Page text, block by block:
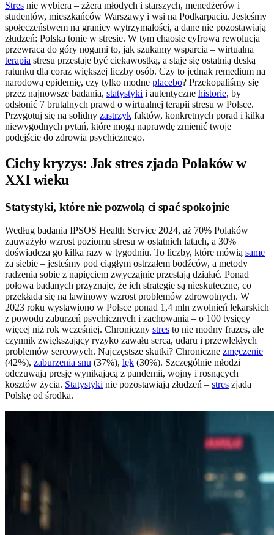
Stres nie wybiera – zżera młodych i starszych, menedżerów i
studentów, mieszkańców Warszawy i wsi na Podkarpaciu. Jesteśmy
społeczeństwem na granicy wytrzymałości, a dane nie pozostawiają
złudzeń: Polska tonie w stresie. W tym chaosie cyfrowa rewolucja
przewraca do góry nogami to, jak szukamy wsparcia – wirtualna
terapia stresu przestaje być ciekawostką, a staje się ostatnią deską
ratunku dla coraz większej liczby osób. Czy to jednak remedium na
narodową epidemię, czy tylko modne placebo? Przekopaliśmy się
przez najnowsze badania, statystyki i autentyczne historie, by
odsłonić 7 brutalnych prawd o wirtualnej terapii stresu w Polsce.
Przygotuj się na solidny zastrzyk faktów, konkretnych porad i kilka
niewygodnych pytań, które mogą naprawdę zmienić twoje
podejście do zdrowia psychicznego.
Cichy kryzys: Jak stres zjada Polaków w
XXI wieku
Statystyki, które nie pozwolą ci spać spokojnie
Według badania IPSOS Health Service 2024, aż 70% Polaków
zauważyło wzrost poziomu stresu w ostatnich latach, a 30%
doświadcza go kilka razy w tygodniu. To liczby, które mówią same
za siebie – jesteśmy pod ciągłym ostrzałem bodźców, a metody
radzenia sobie z napięciem zwyczajnie przestają działać. Ponad
połowa badanych przyznaje, że ich strategie są nieskuteczne, co
przekłada się na lawinowy wzrost problemów zdrowotnych. W
2023 roku wystawiono w Polsce ponad 1,4 mln zwolnień lekarskich
z powodu zaburzeń psychicznych i zachowania – o 100 tysięcy
więcej niż rok wcześniej. Chroniczny stres to nie modny frazes, ale
czynnik zwiększający ryzyko zawału serca, udaru i przewlekłych
problemów sercowych. Najczęstsze skutki? Chroniczne zmęczenie
(42%), zaburzenia snu (37%), lęk (30%). Szczególnie młodzi
odczuwają presję wynikającą z pandemii, wojny i rosnących
kosztów życia. Statystyki nie pozostawiają złudzeń – stres zjada
Polskę od środka.